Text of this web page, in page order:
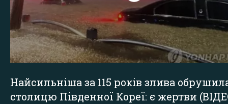
Найсильніша за 115 років злива
столицю Південної Кореї: є жертви